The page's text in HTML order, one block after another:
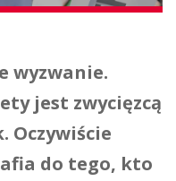
wyzwanie.
jest zwycięzcą
Oczywiście
do tego, kto